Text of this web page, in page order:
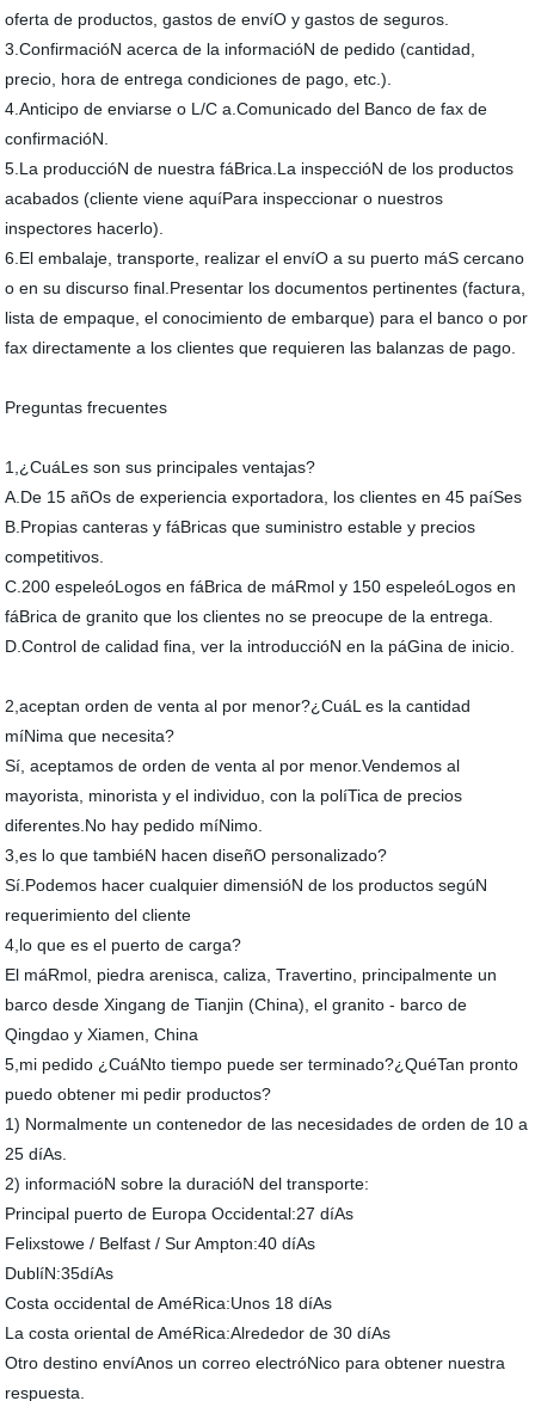
oferta de productos, gastos de envíO y gastos de seguros.
3.ConfirmacióN acerca de la informacióN de pedido (cantidad,
precio, hora de entrega condiciones de pago, etc.).
4.Anticipo de enviarse o L/C a.Comunicado del Banco de fax de
confirmacióN.
5.La produccióN de nuestra fáBrica.La inspeccióN de los productos
acabados (cliente viene aquíPara inspeccionar o nuestros
inspectores hacerlo).
6.El embalaje, transporte, realizar el envíO a su puerto máS cercano
o en su discurso final.Presentar los documentos pertinentes (factura,
lista de empaque, el conocimiento de embarque) para el banco o por
fax directamente a los clientes que requieren las balanzas de pago.
Preguntas frecuentes
1,¿CuáLes son sus principales ventajas?
A.De 15 añOs de experiencia exportadora, los clientes en 45 paíSes
B.Propias canteras y fáBricas que suministro estable y precios
competitivos.
C.200 espeleóLogos en fáBrica de máRmol y 150 espeleóLogos en
fáBrica de granito que los clientes no se preocupe de la entrega.
D.Control de calidad fina, ver la introduccióN en la páGina de inicio.
2,aceptan orden de venta al por menor?¿CuáL es la cantidad
míNima que necesita?
Sí, aceptamos de orden de venta al por menor.Vendemos al
mayorista, minorista y el individuo, con la políTica de precios
diferentes.No hay pedido míNimo.
3,es lo que tambiéN hacen diseñO personalizado?
Sí.Podemos hacer cualquier dimensióN de los productos segúN
requerimiento del cliente
4,lo que es el puerto de carga?
El máRmol, piedra arenisca, caliza, Travertino, principalmente un
barco desde Xingang de Tianjin (China), el granito - barco de
Qingdao y Xiamen, China
5,mi pedido ¿CuáNto tiempo puede ser terminado?¿QuéTan pronto
puedo obtener mi pedir productos?
1) Normalmente un contenedor de las necesidades de orden de 10 a
25 díAs.
2) informacióN sobre la duracióN del transporte:
Principal puerto de Europa Occidental:27 díAs
Felixstowe / Belfast / Sur Ampton:40 díAs
DublíN:35díAs
Costa occidental de AméRica:Unos 18 díAs
La costa oriental de AméRica:Alrededor de 30 díAs
Otro destino envíAnos un correo electróNico para obtener nuestra
respuesta.